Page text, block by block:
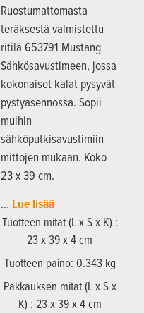
Ruostumattomasta
teräksestä valmistettu
ritilä 653791 Mustang
Sähkösavustimeen, jossa
kokonaiset kalat pysyvät
pystyasennossa. Sopii
muihin
sähköputkisavustimiin
mittojen mukaan. Koko
23 x 39 cm.
… Lue lisää
Tuotteen mitat (L x S x K) :
23 x 39 x 4 cm
Tuotteen paino: 0.343 kg
Pakkauksen mitat (L x S x
K) : 23 x 39 x 4 cm